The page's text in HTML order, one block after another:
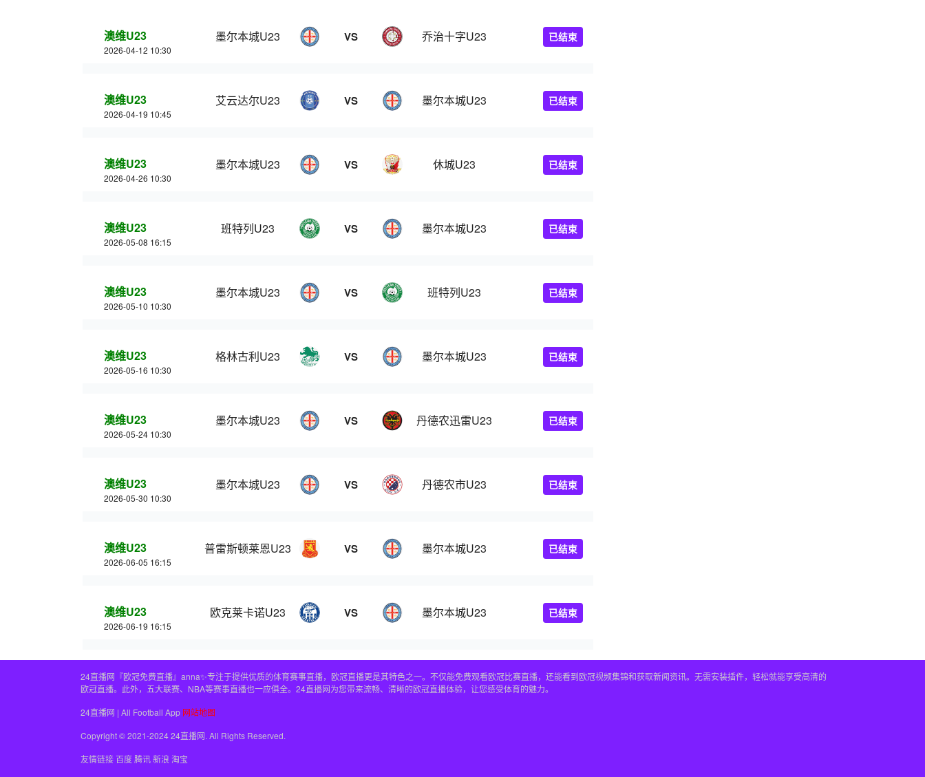
澳维U23
2026-04-12 10:30
墨尔本城U23 VS 乔治十字U23 已结束
澳维U23
2026-04-19 10:45
艾云达尔U23 VS 墨尔本城U23 已结束
澳维U23
2026-04-26 10:30
墨尔本城U23 VS 休城U23 已结束
澳维U23
2026-05-08 16:15
班特列U23 VS 墨尔本城U23 已结束
澳维U23
2026-05-10 10:30
墨尔本城U23 VS 班特列U23 已结束
澳维U23
2026-05-16 10:30
格林古利U23 VS 墨尔本城U23 已结束
澳维U23
2026-05-24 10:30
墨尔本城U23 VS 丹德农迅雷U23 已结束
澳维U23
2026-05-30 10:30
墨尔本城U23 VS 丹德农市U23 已结束
澳维U23
2026-06-05 16:15
普雷斯顿莱恩U23 VS 墨尔本城U23 已结束
澳维U23
2026-06-19 16:15
欧克莱卡诺U23 VS 墨尔本城U23 已结束
24直播网『欧冠免费直播』anna✨专注于提供优质的体育赛事直播，欧冠直播更是其特色之一。不仅能免费观看欧冠比赛直播，还能看到欧冠视频集锦和获取新闻资讯。无需安装插件，轻松就能享受高清的
欧冠直播。此外，五大联赛、NBA等赛事直播也一应俱全。24直播网为您带来流畅、清晰的欧冠直播体验，让您感受体育的魅力。
24直播网 | All Football App 网站地图
Copyright © 2021-2024 24直播网. All Rights Reserved.
友情链接百度腾讯新浪 淘宝